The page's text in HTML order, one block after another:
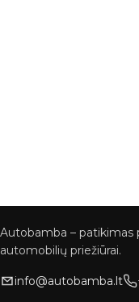
Autobamba – patikimas
automobilių priežiūrai.
info@autobamba.lt